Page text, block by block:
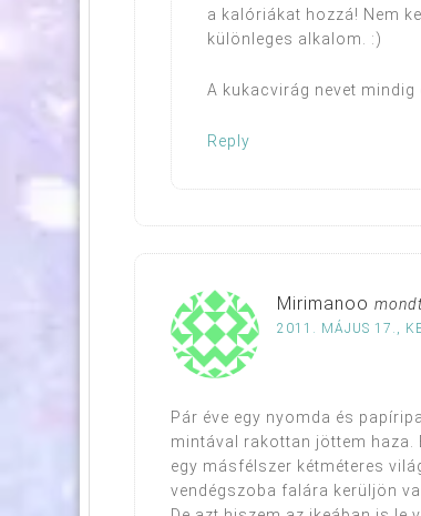
a kalóriákat hozzá! Nem
különleges alkalom. :)
A kukacvirág nevet
Reply
Mirimanoo
2011. MÁJUS 17.,
Pár éve egy nyomda és
mintával rakottan jöttem haza.
egy másfélszer kétméteres
vendégszoba falára kerüljön